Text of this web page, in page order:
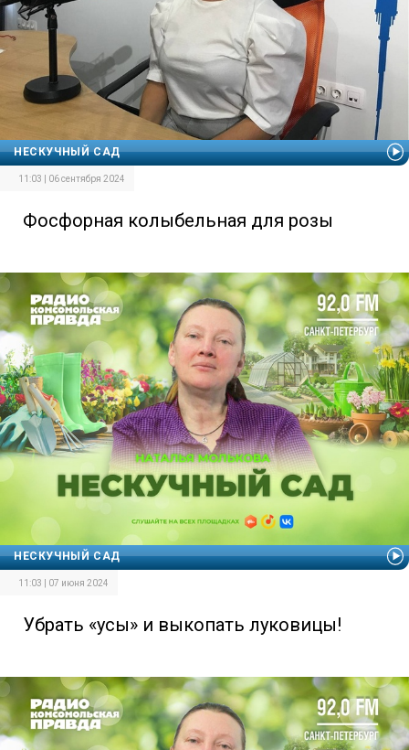
НЕСКУЧНЫЙ САД
11:03 | 06 сентября 2024
Фосфорная колыбельная для розы
НЕСКУЧНЫЙ САД
11:03 | 07 июня 2024
Убрать «усы» и выкопать луковицы!